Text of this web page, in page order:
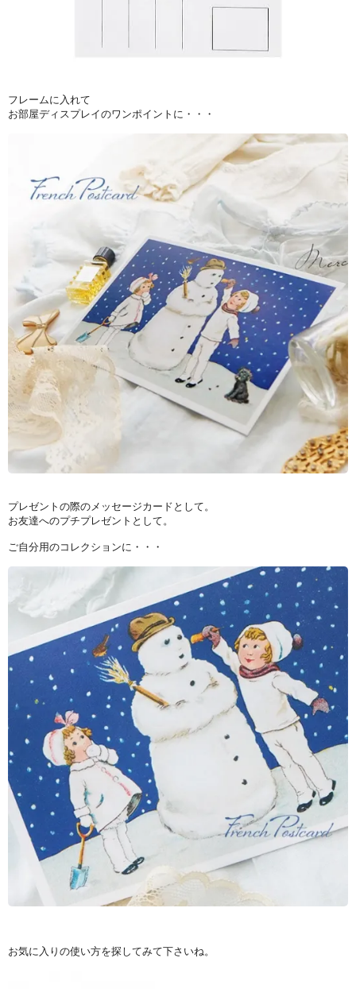
フレームに入れて
お部屋ディスプレイのワンポイントに・・・
プレゼントの際のメッセージカードとして。
お友達へのプチプレゼントとして。
ご自分用のコレクションに・・・
お気に入りの使い方を探してみて下さいね。